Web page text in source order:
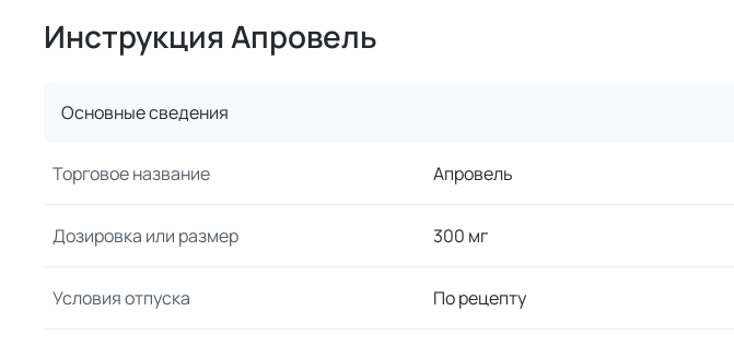
Инструкция Апровель
Основные сведения
Торговое название Апровель
Дозировка или размер 300 мг
Условия отпуска По рецепту